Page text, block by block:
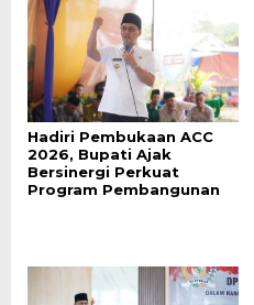
Hadiri Pembukaan ACC
2026, Bupati Ajak
Bersinergi Perkuat
Program Pembangunan